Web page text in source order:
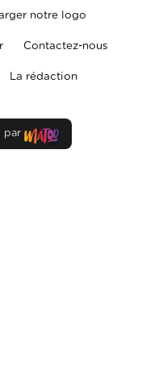
notre logo
Contactez-nous
La rédaction
par